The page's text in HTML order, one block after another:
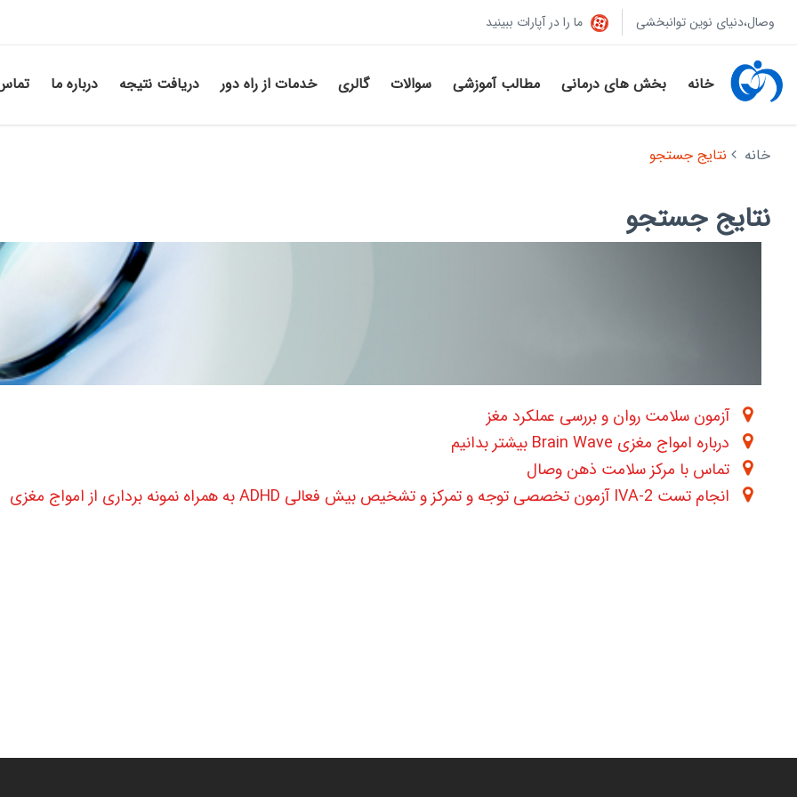
وصال،دنیای نوین توانبخشی ما را در آپارات ببینید
خانه بخش های درمانی مطالب آموزشی سوالات گالری خدمات از راه دور دریافت نتیجه درباره ما
خانه نتایج جستجو
نتایج جستجو
آزمون سلامت روان و بررسی عملکرد مغز
درباره امواج مغزی Brain Wave بیشتر بدانیم
تماس با مرکز سلامت ذهن وصال
انجام تست IVA-2 آزمون تخصصی توجه و تمرکز و تشخیص بیش فعالی ADHD به همراه نمونه برداری از امواج مغزی